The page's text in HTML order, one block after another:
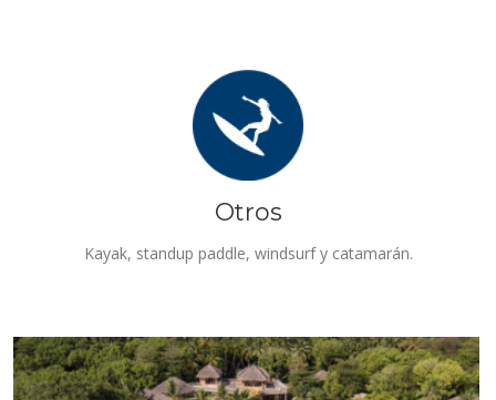
Otros
Kayak, standup paddle, windsurf y catamarán.